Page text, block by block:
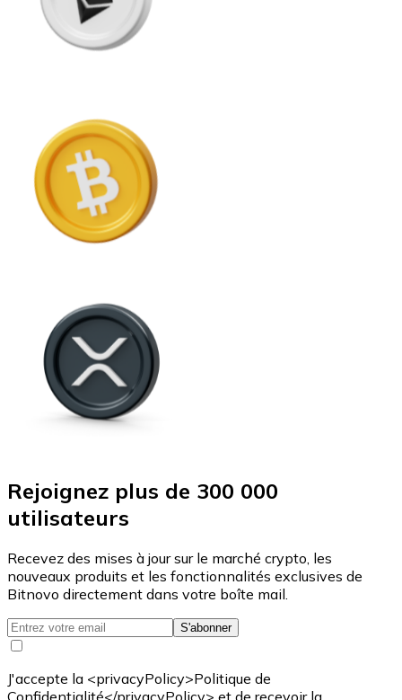
Rejoignez plus de 300 000
utilisateurs
Recevez des mises à jour sur le marché crypto, les
nouveaux produits et les fonctionnalités exclusives de
Bitnovo directement dans votre boîte mail.
S'abonner
J'accepte la <privacyPolicy>Politique de
Confidentialité</privacyPolicy> et de recevoir la